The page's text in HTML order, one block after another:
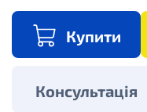
Купити
Консультація